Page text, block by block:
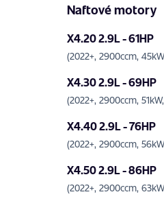
Naftové motory
X4.20 2.9L - 61HP
(2022+, 2900ccm,
X4.30 2.9L - 69HP
(2022+, 2900ccm,
X4.40 2.9L - 76HP
(2022+, 2900ccm,
X4.50 2.9L - 86HP
(2022+, 2900ccm,